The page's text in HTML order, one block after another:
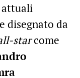
attuali
disegnato da
starcome